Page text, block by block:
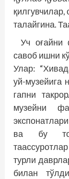
қилгувчилар,
талайгина.
Уч оғайни
савоб ишни
Улар:
уй-музейига
гапни
музейни
ва бу
турли
билан